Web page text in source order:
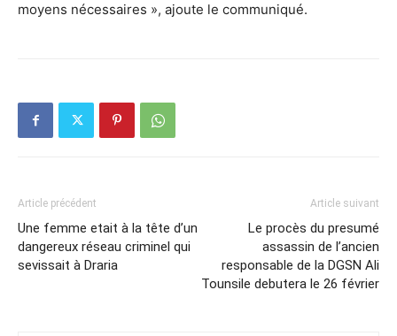
moyens nécessaires », ajoute le communiqué.
Article précédent
Une femme etait à la tête d’un
dangereux réseau criminel qui
sevissait à Draria
Article suivant
Le procès du presumé
assassin de l’ancien
responsable de la DGSN Ali
Tounsile debutera le 26 février